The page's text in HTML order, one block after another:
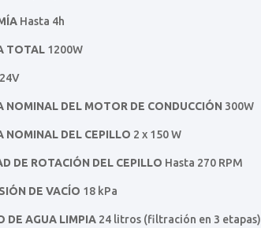
Hasta 4h
TOTAL 1200W
24V
NOMINAL DEL MOTOR DE CONDUCCIÓN 300W
NOMINAL DEL CEPILLO 2 x 150 W
DE ROTACIÓN DEL CEPILLO Hasta 270 RPM
DE VACÍO 18 kPa
DE AGUA LIMPIA 24 litros (filtración en 3 etapas)